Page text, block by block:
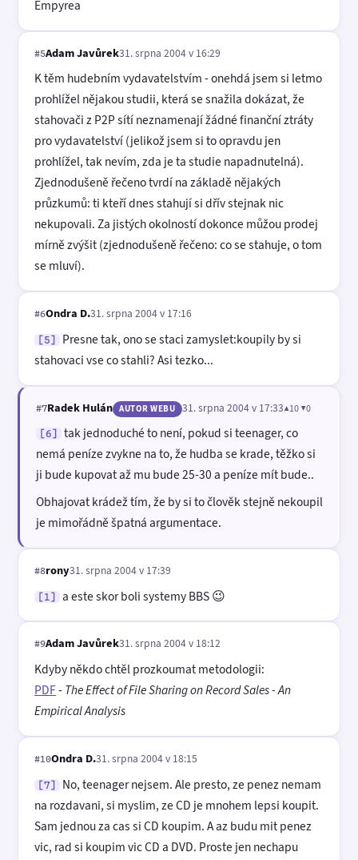
Empyrea
#5Adam Javůrek31. srpna 2004 v 16:29
K těm hudebním vydavatelstvím - onehdá jsem si letmo
prohlížel nějakou studii, která se snažila dokázat, že
stahovači z P2P sítí neznamenají žádné finanční ztráty
pro vydavatelství (jelikož jsem si to opravdu jen
prohlížel, tak nevím, zda je ta studie napadnutelná).
Zjednodušeně řečeno tvrdí na základě nějakých
průzkumů: ti kteří dnes stahují si dřív stejnak nic
nekupovali. Za jistých okolností dokonce můžou prodej
mírně zvýšit (zjednodušeně řečeno: co se stahuje, o tom
se mluví).
#6Ondra D.31. srpna 2004 v 17:16
[5]
Presne tak, ono se staci zamyslet:koupily by si
stahovaci vse co stahli? Asi tezko...
#7Radek Hulán AUTOR WEBU 31. srpna 2004 v 17:33▲10 ▼0
[6]
tak jednoduché to není, pokud si teenager, co
nemá peníze zvykne na to, že hudba se krade, těžko si
ji bude kupovat až mu bude 25-30 a peníze mít bude..
Obhajovat krádež tím, že by si to člověk stejně nekoupil
je mimořádně špatná argumentace.
#8rony31. srpna 2004 v 17:39
[1] a este skor boli systemy BBS 😉
#9Adam Javůrek31. srpna 2004 v 18:12
Kdyby někdo chtěl prozkoumat metodologii:
PDF-The Effect of File Sharing on Record Sales - An
Empirical Analysis
#10Ondra D.31. srpna 2004 v 18:15
[7]
No, teenager nejsem. Ale presto, ze penez nemam
na rozdavani, si myslim, ze CD je mnohem lepsi koupit.
Sam jednou za cas si CD koupim. A az budu mit penez
vic, rad si koupim vic CD a DVD. Proste jen nechapu